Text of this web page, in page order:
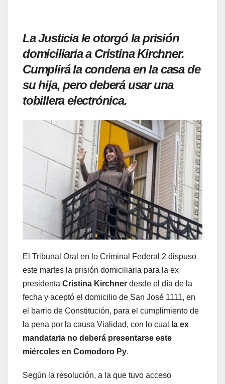
La Justicia le otorgó la prisión
domiciliaria a Cristina Kirchner.
Cumplirá la condena en la casa de
su hija, pero deberá usar una
tobillera electrónica.
El Tribunal Oral en lo Criminal Federal 2 dispuso
este martes la prisión domiciliaria para la ex
presidenta Cristina Kirchner desde el día de la
fecha y aceptó el domicilio de San José 1111, en
el barrio de Constitución, para el cumplimiento de
la pena por la causa Vialidad, con lo cual
la ex
mandataria no deberá presentarse este
miércoles en Comodoro Py.
Según la resolución, a la que tuvo acceso